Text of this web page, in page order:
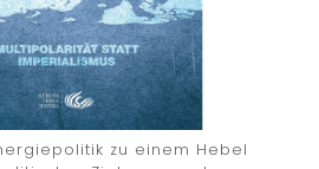
zu einem Hebel